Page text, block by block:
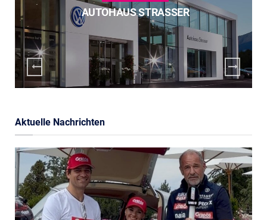
AUTOHAUS STRASSER
Aktuelle Nachrichten